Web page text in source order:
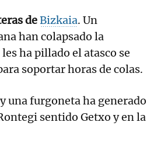
deBizkaia. Un
han colapsado la
ha pillado el atasco se
soportar horas de colas.
una furgoneta ha generado
sentido Getxo y en la